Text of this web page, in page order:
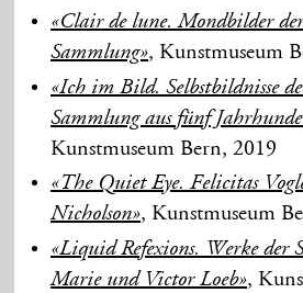
«Clair de lune. Mondbilder
Sammlung», Kunstmuseum
«Ich im Bild. Selbstbildnisse
Sammlung aus fünf
Kunstmuseum Bern, 2019
«The Quiet Eye. Felicitas
Nicholson», Kunstmuseum
«Liquid Refexions. Werke der
Marie und Victor Loeb»,